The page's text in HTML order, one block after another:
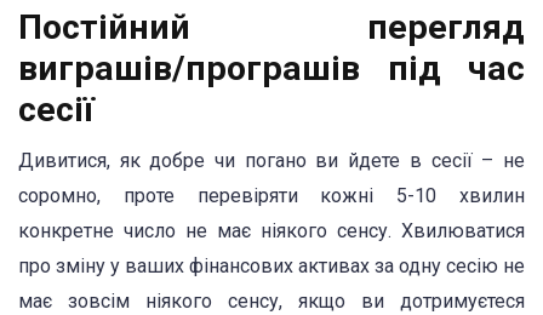
Постійний перегляд
виграшів/програшів під час
сесії
Дивитися, як добре чи погано ви йдете в сесії – не
соромно, проте перевіряти кожні 5-10 хвилин
конкретне число не має ніякого сенсу. Хвилюватися
про зміну у ваших фінансових активах за одну сесію не
має зовсім ніякого сенсу, якщо ви дотримуєтеся